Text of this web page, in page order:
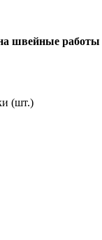
швейные работы
(шт.)